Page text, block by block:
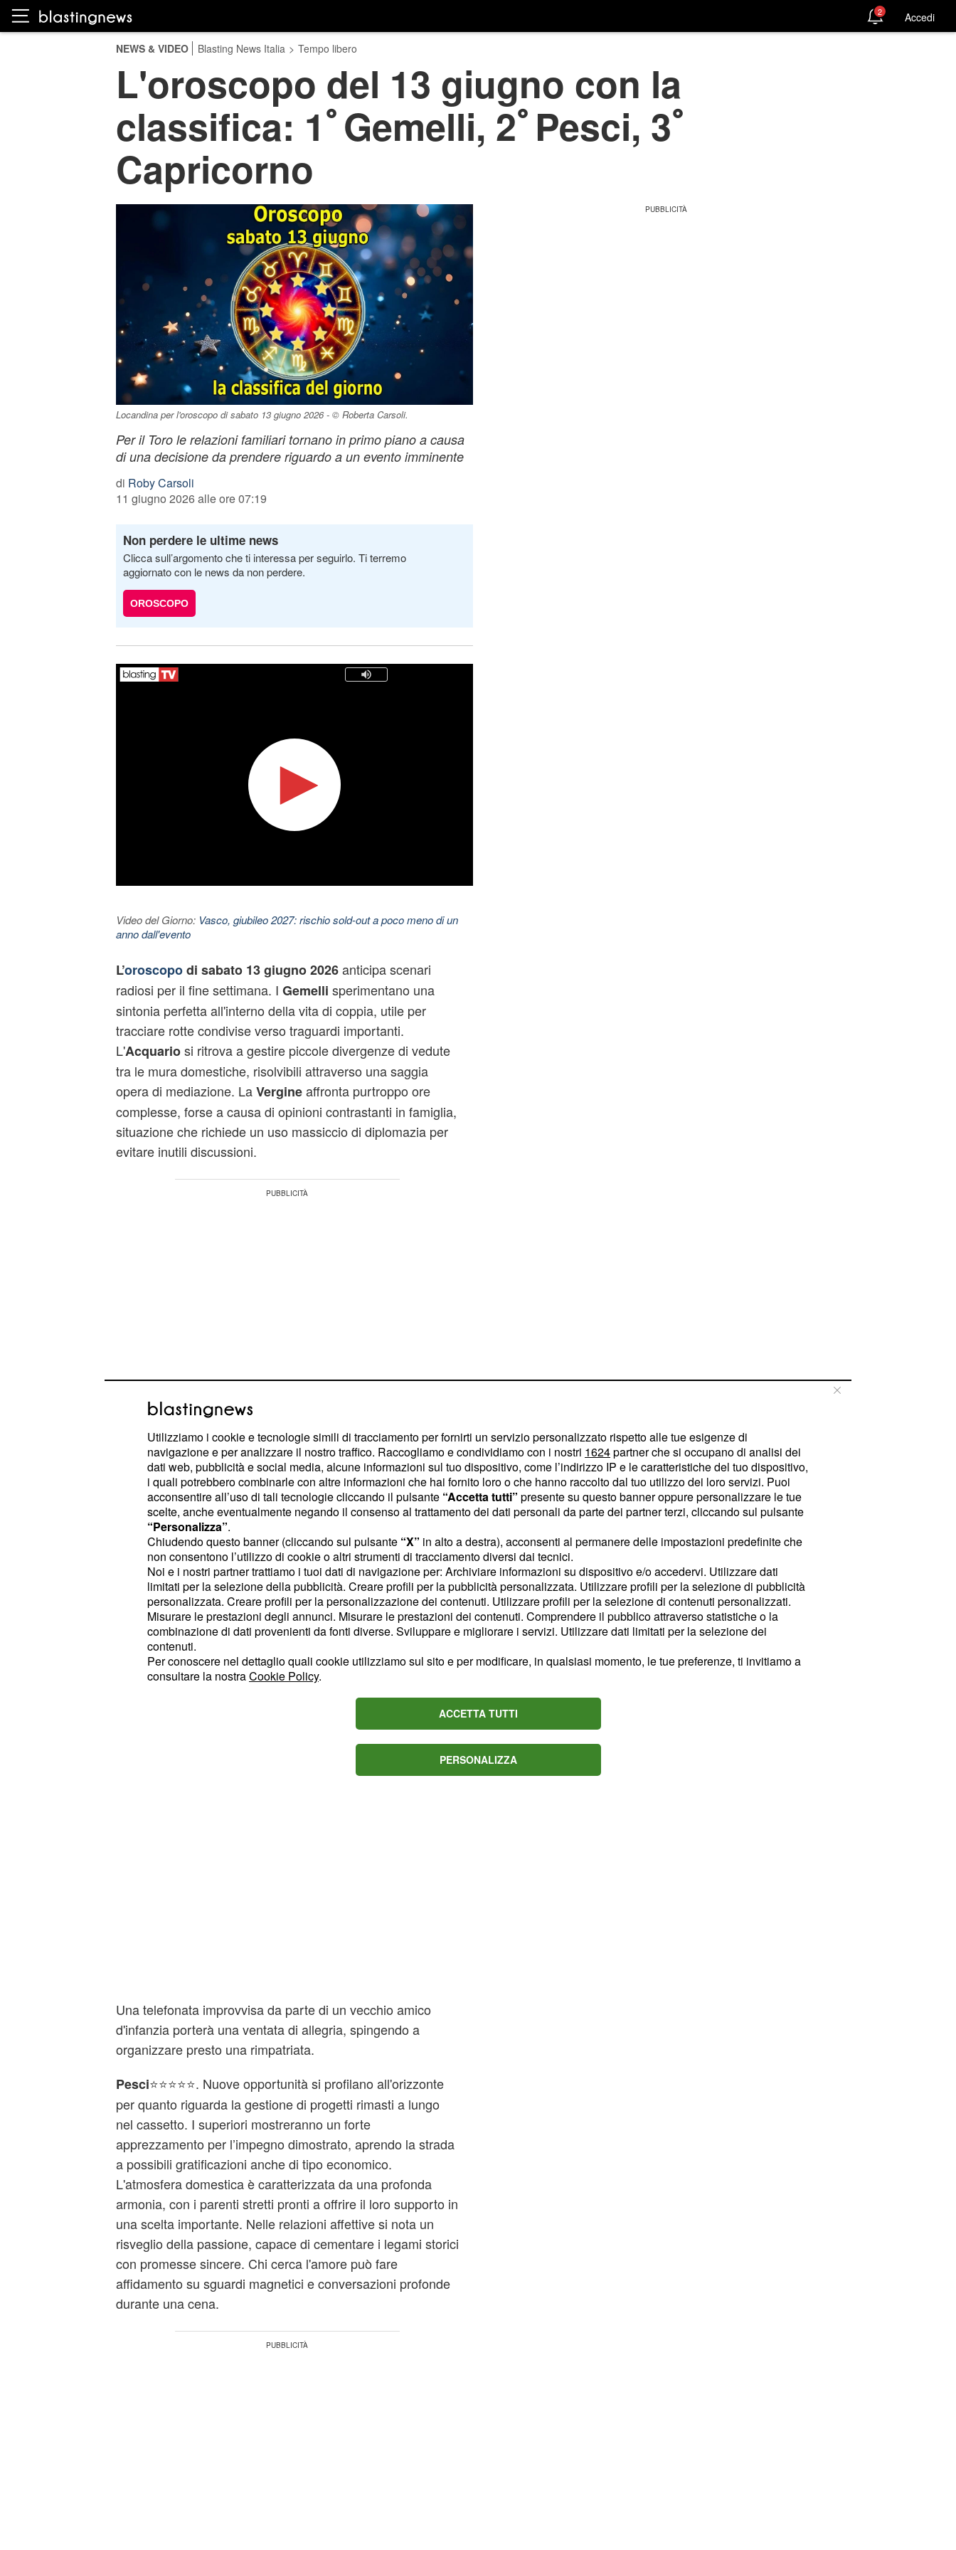
2 Accedi
NEWS & VIDEO Blasting News Italia > Tempo libero
L'oroscopo del 13 giugno con la
classifica: 1ﾟGemelli, 2ﾟPesci, 3ﾟ
Capricorno
Locandina per l'oroscopo di sabato 13 giugno 2026 - © Roberta Carsoli.
Per il Toro le relazioni familiari tornano in primo piano a causa
di una decisione da prendere riguardo a un evento imminente
di Roby Carsoli
11 giugno 2026 alle ore 07:19
Non perdere le ultime news
Clicca sull’argomento che ti interessa per seguirlo. Ti terremo
aggiornato con le news da non perdere.
OROSCOPO
Video del Giorno: Vasco, giubileo 2027: rischio sold-out a poco meno di un
anno dall'evento
L’oroscopodi sabato 13 giugno 2026anticipa scenari
radiosi per il fine settimana. I Gemelli sperimentano una
sintonia perfetta all'interno della vita di coppia, utile per
tracciare rotte condivise verso traguardi importanti.
L'Acquariosi ritrova a gestire piccole divergenze di vedute
tra le mura domestiche, risolvibili attraverso una saggia
opera di mediazione. LaVergineaffronta purtroppo ore
complesse, forse a causa di opinioni contrastanti in famiglia,
situazione che richiede un uso massiccio di diplomazia per
evitare inutili discussioni.
Sabato 13 giugno 2026, oroscopo e
classifica del giorno
Gemelli⭐⭐⭐⭐⭐. Le dinamiche di coppia vivono una fase di
straordinaria complicità reciproca, ideale per pianificare
progetti a lungo termine. I cuori solitari avranno occasioni
uniche per fare incontri stimolanti durante un evento
mondano pomeridiano, dove il fascino naturale emergerà
senza alcuno sforzo. Sul fronte delle attività pratiche si
aprono scenari incoraggianti, grazie a intuizioni brillanti che
permettono di risolvere un vecchio problema burocratico. I
rapporti con i colleghi migliorano sensibilmente, creando un
clima di fattiva collaborazione reciproca. In ambito familiare
si respira un’aria di distensione e i malintesi sorti nei giorni
passati vengono superati attraverso un dialogo sereno e
Una telefonata improvvisa da parte di un vecchio amico
d'infanzia porterà una ventata di allegria, spingendo a
organizzare presto una rimpatriata.
Pesci⭐⭐⭐⭐⭐. Nuove opportunità si profilano all'orizzonte
per quanto riguarda la gestione di progetti rimasti a lungo
nel cassetto. I superiori mostreranno un forte
apprezzamento per l’impegno dimostrato, aprendo la strada
a possibili gratificazioni anche di tipo economico.
L'atmosfera domestica è caratterizzata da una profonda
armonia, con i parenti stretti pronti a offrire il loro supporto in
una scelta importante. Nelle relazioni affettive si nota un
risveglio della passione, capace di cementare i legami storici
con promesse sincere. Chi cerca l'amore può fare
affidamento su sguardi magnetici e conversazioni profonde
durante una cena.
Utilizziamo i cookie e tecnologie simili di tracciamento per fornirti un servizio personalizzato rispetto alle tue esigenze di
navigazione e per analizzare il nostro traffico. Raccogliamo e condividiamo con i nostri 1624partner che si occupano di analisi dei
dati web, pubblicità e social media, alcune informazioni sul tuo dispositivo, come l’indirizzo IP e le caratteristiche del tuo dispositivo,
i quali potrebbero combinarle con altre informazioni che hai fornito loro o che hanno raccolto dal tuo utilizzo dei loro servizi. Puoi
acconsentire all’uso di tali tecnologie cliccando il pulsante “Accetta tutti” presente su questo banner oppure personalizzare le tue
scelte, anche eventualmente negando il consenso al trattamento dei dati personali da parte dei partner terzi, cliccando sul pulsante
“Personalizza”.
Chiudendo questo banner (cliccando sul pulsante “X” in alto a destra), acconsenti al permanere delle impostazioni predefinite che
non consentono l’utilizzo di cookie o altri strumenti di tracciamento diversi dai tecnici.
Noi e i nostri partner trattiamo i tuoi dati di navigazione per: Archiviare informazioni su dispositivo e/o accedervi. Utilizzare dati
limitati per la selezione della pubblicità. Creare profili per la pubblicità personalizzata. Utilizzare profili per la selezione di pubblicità
personalizzata. Creare profili per la personalizzazione dei contenuti. Utilizzare profili per la selezione di contenuti personalizzati.
Misurare le prestazioni degli annunci. Misurare le prestazioni dei contenuti. Comprendere il pubblico attraverso statistiche o la
combinazione di dati provenienti da fonti diverse. Sviluppare e migliorare i servizi. Utilizzare dati limitati per la selezione dei
contenuti.
Per conoscere nel dettaglio quali cookie utilizziamo sul sito e per modificare, in qualsiasi momento, le tue preferenze, ti invitiamo a
consultare la nostraCookie Policy.
ACCETTA TUTTI
PERSONALIZZA